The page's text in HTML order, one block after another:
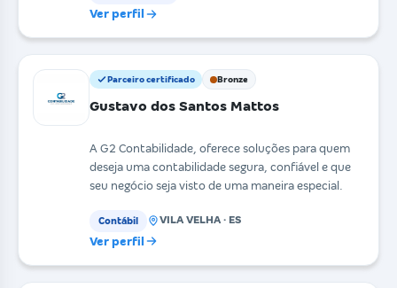
Ver perfil
Parceiro certificado Bronze
Gustavo dos Santos Mattos
A G2 Contabilidade, oferece soluções para quem
deseja uma contabilidade segura, confiável e que
seu negócio seja visto de uma maneira especial.
Contábil VILA VELHA · ES
Ver perfil